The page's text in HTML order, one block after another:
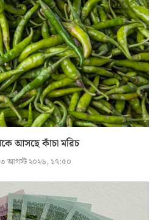
আসছে কাঁচা মরিচ
৩ আগস্ট ২০২৬, ১৭:৫০